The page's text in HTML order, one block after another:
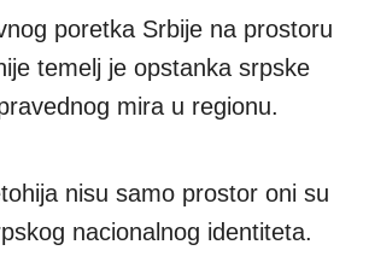
poretka Srbije na prostoru
temelj je opstanka srpske
mira u regionu.
nisu samo prostor oni su
nacionalnog identiteta.